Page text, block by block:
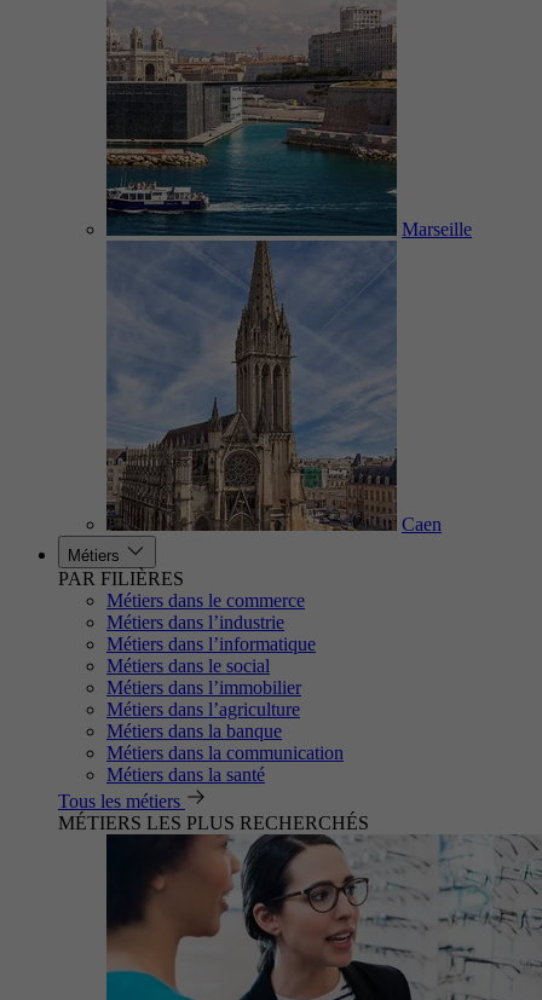
Marseille
Caen
Métiers
PAR FILIÈRES
Métiers dans le commerce
Métiers dans l’industrie
Métiers dans l’informatique
Métiers dans le social
Métiers dans l’immobilier
Métiers dans l’agriculture
Métiers dans la banque
Métiers dans la communication
Métiers dans la santé
Tous les métiers
MÉTIERS LES PLUS RECHERCHÉS